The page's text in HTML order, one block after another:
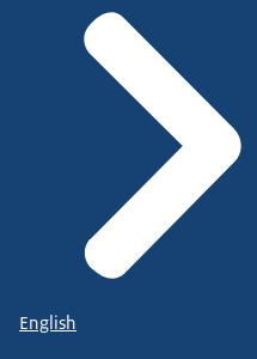
English